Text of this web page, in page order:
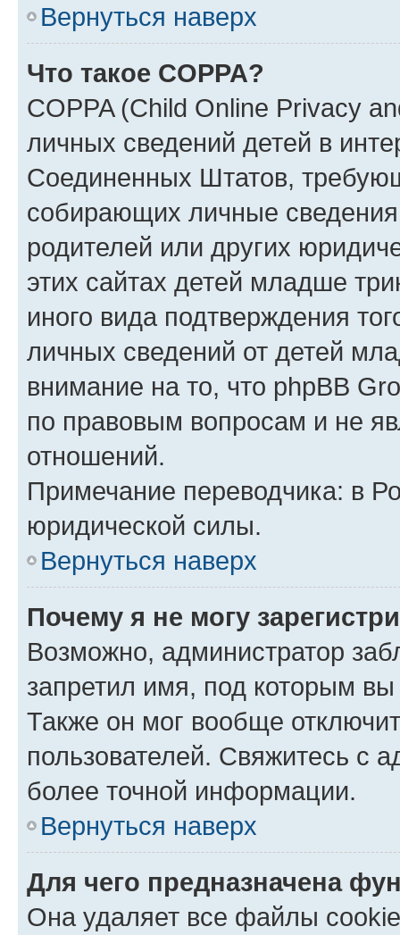
Вернуться наверх
Что такое COPPA?
COPPA (Child Online Privacy
личных сведений детей в
Соединенных Штатов,
собирающих личные
родителей или других
этих сайтах детей младше
иного вида подтверждения
личных сведений от детей
внимание на то, что phpBB
по правовым вопросам и не
отношений.
Примечание переводчика: в
юридической силы.
Вернуться наверх
Почему я не могу
Возможно, администратор
запретил имя, под которым вы
Также он мог вообще
пользователей. Свяжитесь с
более точной информации.
Вернуться наверх
Для чего предназначена
Она удаляет все файлы